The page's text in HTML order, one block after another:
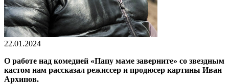
22.01.2024
О работе над комедией «Папу маме заверните» со звездным
кастом нам рассказал режиссер и продюсер картины Иван
Архипов.